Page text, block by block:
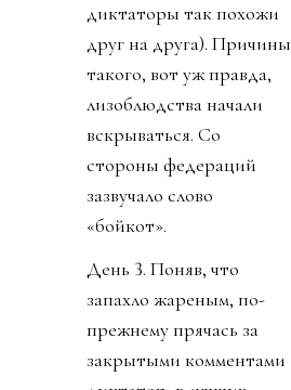
диктаторы так похожи
друг на друга). Причины
такого, вот уж правда,
лизоблюдства начали
вскрываться. Со
стороны федераций
зазвучало слово
«бойкот».
День 3. Поняв, что
запахло жареным, по-
прежнему прячась за
закрытыми комментами